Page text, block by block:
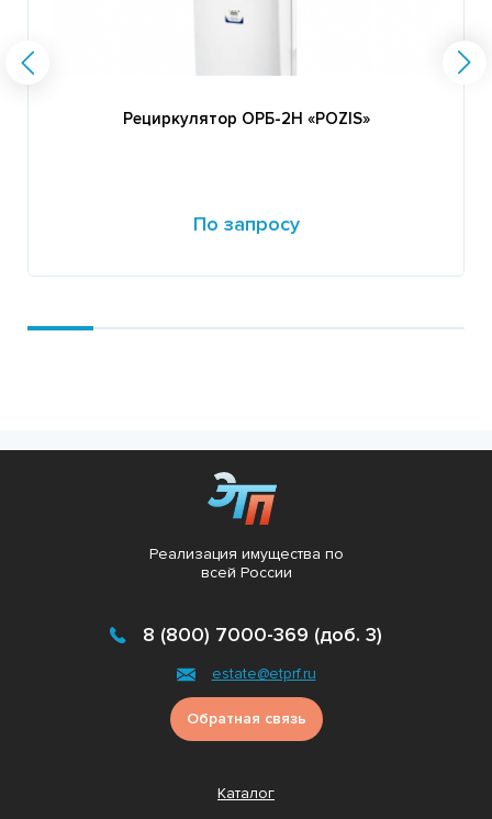
Рециркулятор ОРБ-2Н «POZIS»
По запросу
Реализация имущества по
всей России
8 (800) 7000-369 (доб. 3)
estate@etprf.ru
Обратная связь
Каталог